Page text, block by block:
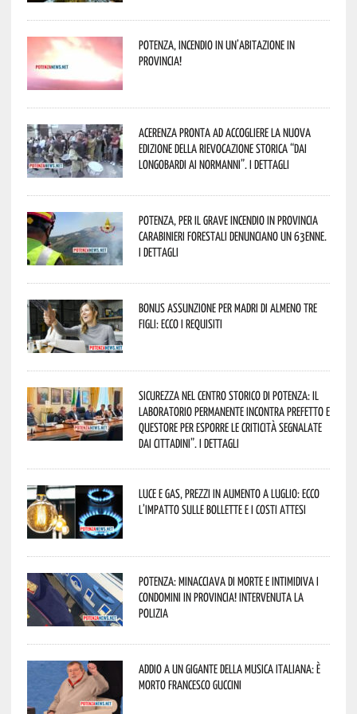
Potenza, incendio in un’abitazione in
provincia!
Acerenza pronta ad accogliere la nuova
edizione della rievocazione storica “Dai
Longobardi ai Normanni”. I dettagli
Potenza, per il grave incendio in Provincia
Carabinieri forestali denunciano un 63enne.
I dettagli
Bonus assunzione per madri di almeno tre
figli: ecco i requisiti
Sicurezza nel Centro Storico di Potenza: il
Laboratorio Permanente incontra Prefetto e
Questore per esporre le criticità segnalate
dai cittadini”. I dettagli
Luce e gas, prezzi in aumento a luglio: ecco
l’impatto sulle bollette e i costi attesi
Potenza: minacciava di morte e intimidiva i
condomini in provincia! Intervenuta la
Polizia
Addio a un gigante della musica italiana: è
morto Francesco Guccini